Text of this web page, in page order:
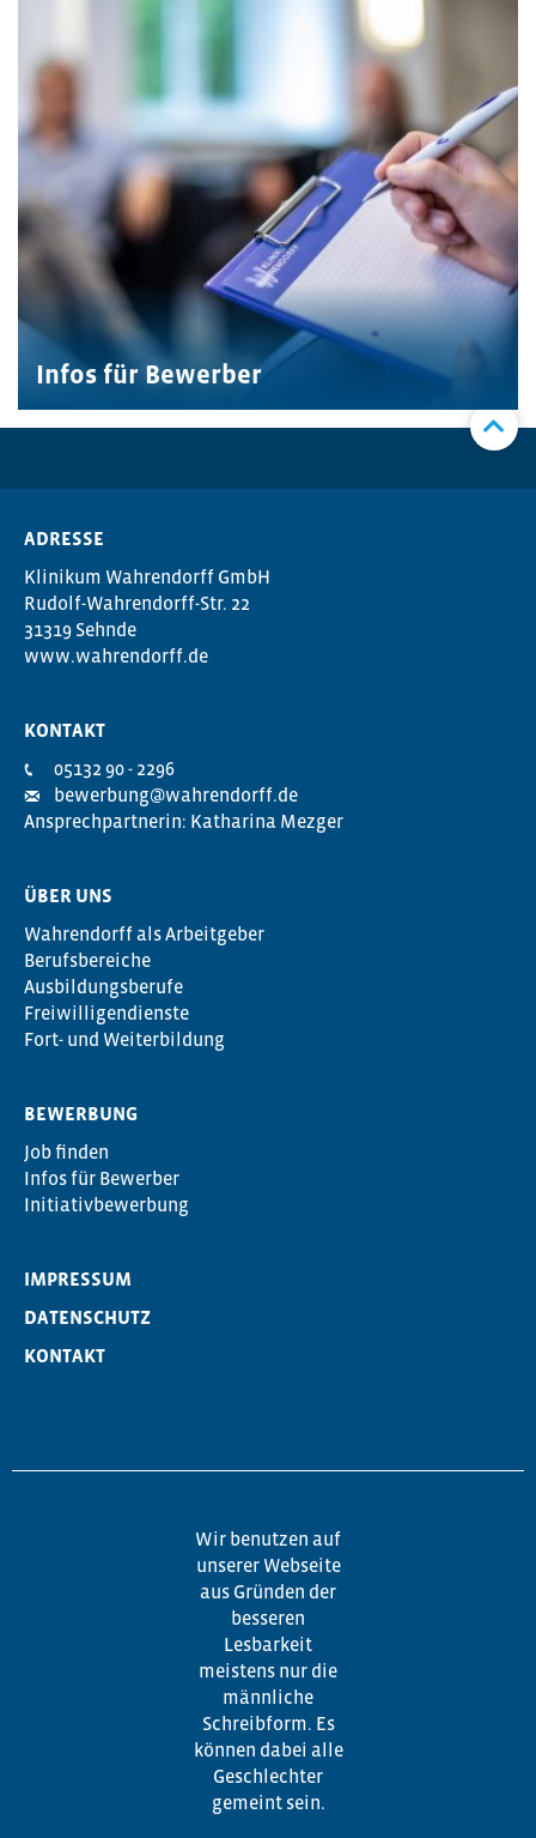
Infos für Bewerber
ADRESSE
Klinikum Wahrendorff GmbH
Rudolf-Wahrendorff-Str. 22
31319 Sehnde
www.wahrendorff.de
KONTAKT
05132 90 - 2296
bewerbung@wahrendorff.de
Ansprechpartnerin: Katharina Mezger
ÜBER UNS
Wahrendorff als Arbeitgeber
Berufsbereiche
Ausbildungsberufe
Freiwilligendienste
Fort- und Weiterbildung
BEWERBUNG
Job finden
Infos für Bewerber
Initiativbewerbung
IMPRESSUM
DATENSCHUTZ
KONTAKT
Wir benutzen auf
unserer Webseite
aus Gründen der
besseren
Lesbarkeit
meistens nur die
männliche
Schreibform. Es
können dabei alle
Geschlechter
gemeint sein.